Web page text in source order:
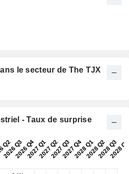
le secteur de The TJX
- Taux de surprise